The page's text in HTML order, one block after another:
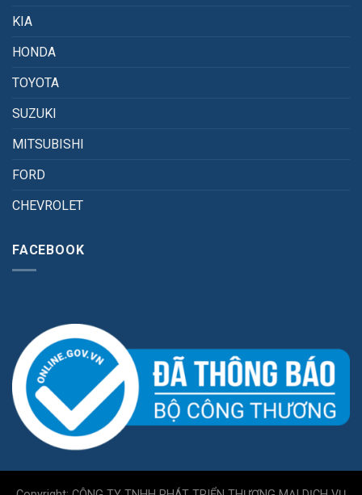
KIA
HONDA
TOYOTA
SUZUKI
MITSUBISHI
FORD
CHEVROLET
FACEBOOK